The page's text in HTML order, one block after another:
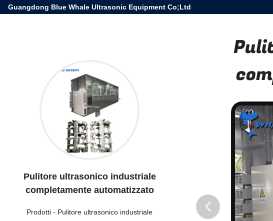
Guangdong Blue Whale Ultrasonic Equipment Co;Ltd
Pulitore ultrasonico industriale
completamente automatizzato
Prodotti - Pulitore ultrasonico industriale